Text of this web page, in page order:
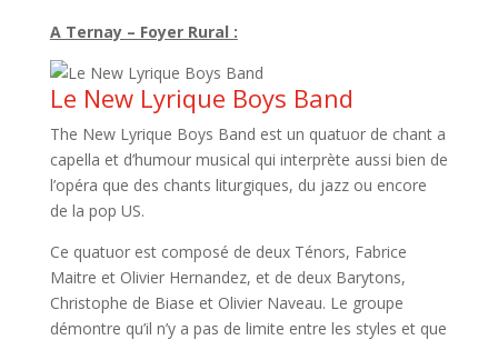
A Ternay – Foyer Rural :
Le New Lyrique Boys Band
The New Lyrique Boys Band est un quatuor de chant a
capella et d’humour musical qui interprète aussi bien de
l’opéra que des chants liturgiques, du jazz ou encore
de la pop US.
Ce quatuor est composé de deux Ténors, Fabrice
Maitre et Olivier Hernandez, et de deux Barytons,
Christophe de Biase et Olivier Naveau. Le groupe
démontre qu’il n’y a pas de limite entre les styles et que